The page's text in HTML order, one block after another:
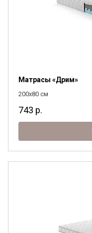
Матрасы «Дрим»
200x80 см
743 р.